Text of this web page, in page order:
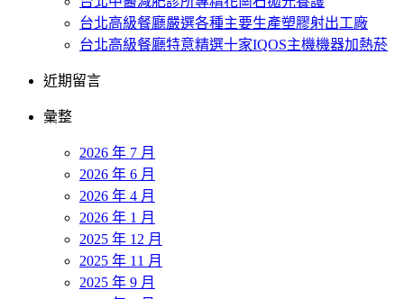
台北高級餐廳嚴選各種主要生產塑膠射出工廠
台北高級餐廳特意精選十家IQOS主機機器加熱菸
近期留言
彙整
2026 年 7 月
2026 年 6 月
2026 年 4 月
2026 年 1 月
2025 年 12 月
2025 年 11 月
2025 年 9 月